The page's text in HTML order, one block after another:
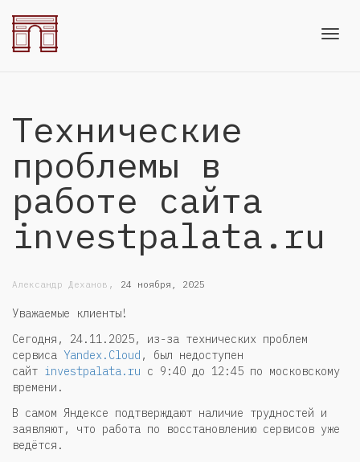
Технические
проблемы в
работе сайта
investpalata.ru
Александр Деханов , 24 ноября, 2025
Уважаемые клиенты!
Сегодня, 24.11.2025, из-за технических проблем
сервиса Yandex.Cloud , был недоступен
сайт investpalata.ru с 9:40 до 12:45 по московскому
времени.
В самом Яндексе подтверждают наличие трудностей и
заявляют, что работа по восстановлению сервисов уже
ведётся.